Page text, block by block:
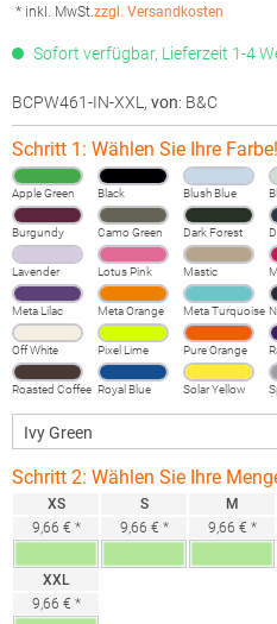
* inkl. MwSt.zzgl. Versandkosten
Sofort verfügbar, Lieferzeit 1-4
BCPW461-IN-XXL , von: B&C
Schritt 1: Wählen Sie Ihre Farbe!
Apple Green Black Blush Blue
Burgundy Camo Green Dark Forest
Lavender Lotus Pink Mastic
Meta Lilac Meta Orange Meta Turquoise
Off White Pixel Lime Pure Orange
Roasted Coffee Royal Blue Solar Yellow
Schritt 2: Wählen Sie Ihre
XS
9,66 € *
S
9,66 € *
M
9,66 € *
XXL
9,66 € *